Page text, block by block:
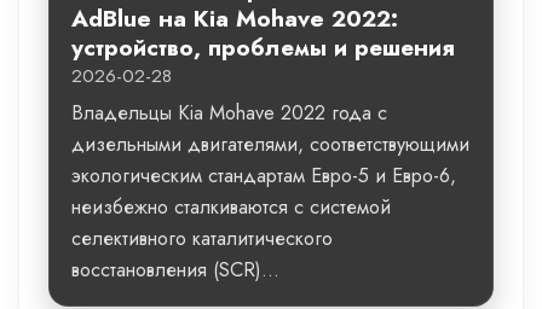
AdBlue на Kia Mohave 2022:
устройство, проблемы и решения
2026-02-28
Владельцы Kia Mohave 2022 года с
дизельными двигателями, соответствующими
экологическим стандартам Евро-5 и Евро-6,
неизбежно сталкиваются с системой
селективного каталитического
восстановления (SCR)...